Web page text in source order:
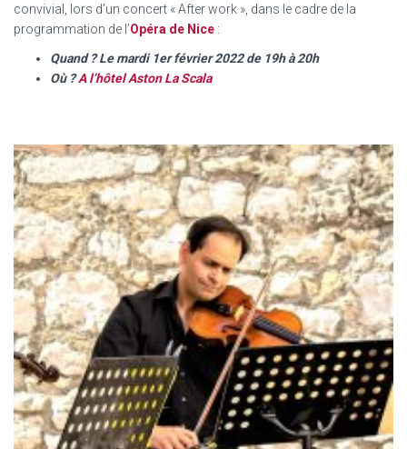
convivial, lors d’un concert « After work », dans le cadre de la
programmation de l’Opéra de Nice :
Quand ? Le mardi 1er février 2022 de 19h à 20h
Où ? A l’hôtel Aston La Scala